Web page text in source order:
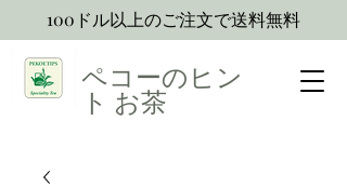
ペコーのヒン
ト お茶
100ドル以上のご注文で送料無料